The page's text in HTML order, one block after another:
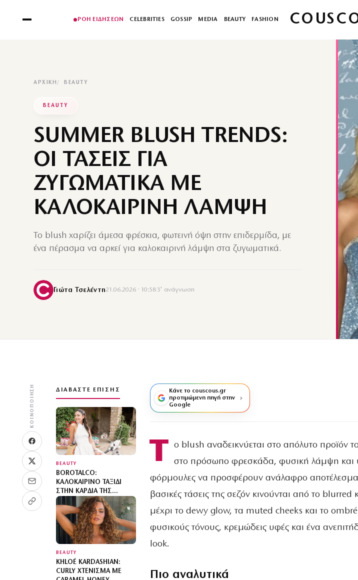
ΡΟΗ ΕΙΔΗΣΕΩΝ CELEBRITIES GOSSIP MEDIA BEAUTY FASHION
ΑΡΧΙΚΉ BEAUTY
BEAUTY
SUMMER BLUSH TRENDS:
ΟΙ ΤΑΣΕΙΣ ΓΙΑ
ΖΥΓΩΜΑΤΙΚΑ ΜΕ
ΚΑΛΟΚΑΙΡΙΝΗ ΛΑΜΨΗ
Το blush χαρίζει άμεσα φρέσκια, φωτεινή όψη στην επιδερμίδα, με
ένα πέρασμα να αρκεί για καλοκαιρινή λάμψη στα ζυγωματικά.
Γιώτα Τσελέντη21.06.2026 · 10:58·3′ ανάγνωση
ΚΟΙΝΟΠΟΊΗΣΗ ΔΙΑΒΆΣΤΕ ΕΠΊΣΗΣ
BEAUTY
BOROTALCO:
ΚΑΛΟΚΑΙΡΙΝΌ ΤΑΞΊΔΙ
ΣΤΗΝ ΚΑΡΔΙΆ ΤΗΣ
ΙΤΑΛΊΑΣ
BEAUTY
KHLOÉ KARDASHIAN:
CURLY ΧΤΈΝΙΣΜΑ ΜΕ
Κάνε το couscous.gr
προτιμώμενη πηγή στην
Google
Τ
ο blush αναδεικνύεται στο απόλυτο προϊόν
στο πρόσωπο φρεσκάδα, φυσική λάμψη και
φόρμουλες να προσφέρουν ανάλαφρο αποτέλεσμα
βασικές τάσεις της σεζόν κινούνται από το
μέχρι το dewy glow, τα muted cheeks και το
φυσικούς τόνους, κρεμώδεις υφές και ένα
look.
Πιο αναλυτικά